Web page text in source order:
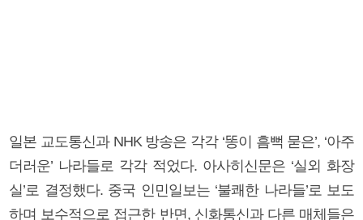
일본 교도통신과 NHK 방송은 각각 ‘똥이 흠뻑 묻은’, ‘아주
더러운’ 나라들로 각각 적었다. 아사히신문은 ‘실외 화장
실’로 결정했다. 중국 인민일보는 ‘불쾌한 나라들’로 보도
하며 보수적으로 접근한 반면, 신화통신과 다른 매체들은